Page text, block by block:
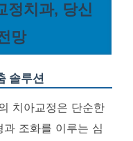
정치과, 당신
망
솔루션
치아교정은 단순한
조화를 이루는 심